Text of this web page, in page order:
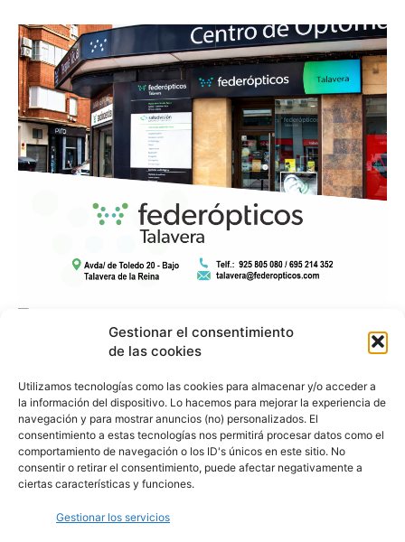
Gestionar el consentimiento
de las cookies
Utilizamos tecnologías como las cookies para almacenar y/o acceder a
la información del dispositivo. Lo hacemos para mejorar la experiencia de
navegación y para mostrar anuncios (no) personalizados. El
consentimiento a estas tecnologías nos permitirá procesar datos como el
comportamiento de navegación o los ID's únicos en este sitio. No
consentir o retirar el consentimiento, puede afectar negativamente a
ciertas características y funciones.
Gestionar los servicios